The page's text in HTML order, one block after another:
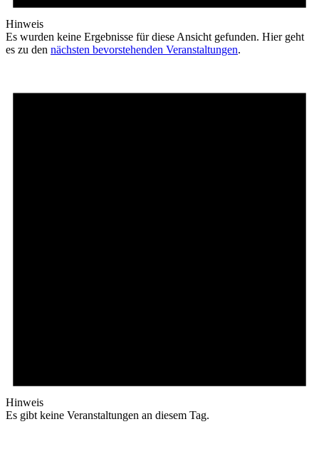
Hinweis
Es wurden keine Ergebnisse für diese Ansicht gefunden. Hier geht
es zu den nächsten bevorstehenden Veranstaltungen.
Hinweis
Es gibt keine Veranstaltungen an diesem Tag.